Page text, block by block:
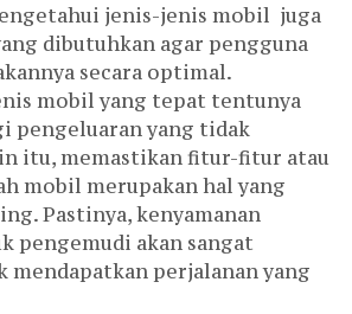
jenis-jenis mobil juga
dibutuhkan agar pengguna
secara optimal.
mobil yang tepat tentunya
pengeluaran yang tidak
itu, memastikan fitur-fitur atau
mobil merupakan hal yang
Pastinya, kenyamanan
pengemudi akan sangat
mendapatkan perjalanan yang